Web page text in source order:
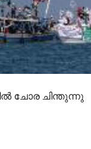
ചോര ചിന്തുന്നു